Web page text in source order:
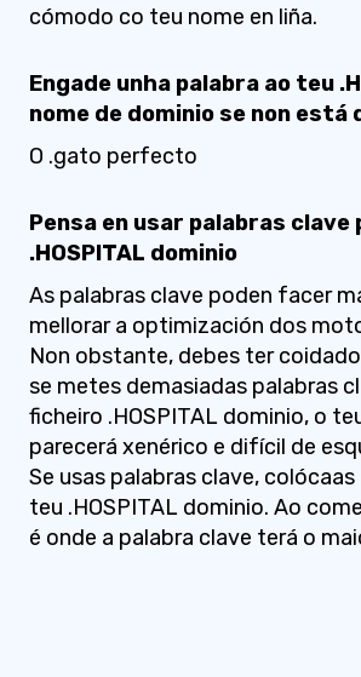
cómodo co teu nome en liña.
Engade unha palabra ao teu
nome de dominio se non está
O .gato perfecto
Pensa en usar palabras clave
.HOSPITAL dominio
As palabras clave poden facer
mellorar a optimización dos
Non obstante, debes ter
se metes demasiadas palabras
ficheiro .HOSPITAL dominio, o
parecerá xenérico e difícil de
Se usas palabras clave,
teu .HOSPITAL dominio. Ao
é onde a palabra clave terá o